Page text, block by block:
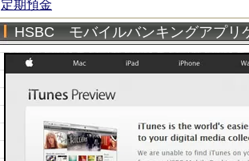
定期預金
HSBC モバイルバンキングアプリ